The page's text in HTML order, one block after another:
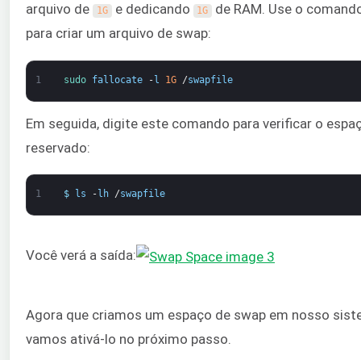
arquivo de
1G e dedicando 1G
de RAM. Use o
para criar um arquivo de swap:
1 sudo fallocate -l 1G /swapfile
Em seguida, digite este comando para verificar o
reservado:
1 $ ls - lh /swapfile
Você verá a saída:
Agora que criamos um espaço de swap em nosso
vamos ativá-lo no próximo passo.